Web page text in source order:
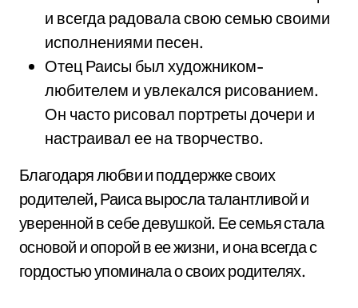
и всегда радовала свою семью своими
исполнениями песен.
Отец Раисы был художником-
любителем и увлекался рисованием.
Он часто рисовал портреты дочери и
настраивал ее на творчество.
Благодаря любви и поддержке своих
родителей, Раиса выросла талантливой и
уверенной в себе девушкой. Ее семья стала
основой и опорой в ее жизни, и она всегда с
гордостью упоминала о своих родителях.